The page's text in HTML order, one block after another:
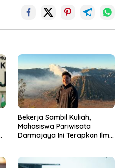
Bekerja Sambil Kuliah,
Mahasiswa Pariwisata
Darmajaya Ini Terapkan Ilmu